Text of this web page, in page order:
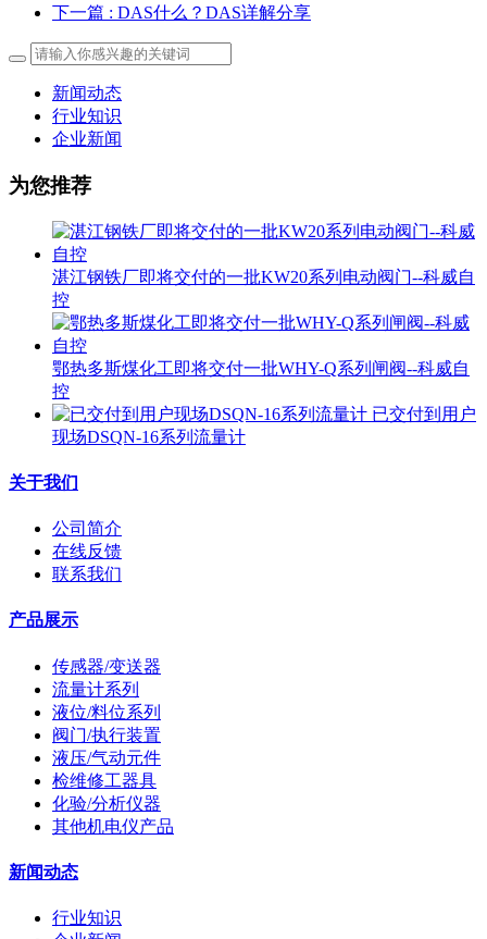
下一篇 : DAS什么？DAS详解分享
新闻动态
行业知识
企业新闻
为您推荐
湛江钢铁厂即将交付的一批KW20系列电动阀门--科威自
控
鄂热多斯煤化工即将交付一批WHY-Q系列闸阀--科威自
控
已交付到用户
现场DSQN-16系列流量计
关于我们
公司简介
在线反馈
联系我们
产品展示
传感器/变送器
流量计系列
液位/料位系列
阀门/执行装置
液压/气动元件
检维修工器具
化验/分析仪器
其他机电仪产品
新闻动态
行业知识